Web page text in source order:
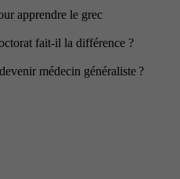
apprendre le grec
fait-il la différence ?
médecin généraliste ?